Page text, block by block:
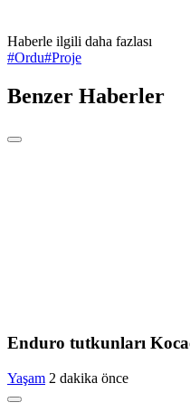
Haberle ilgili daha fazlası
#Ordu#Proje
Benzer Haberler
Enduro tutkunları
Yaşam 2 dakika önce